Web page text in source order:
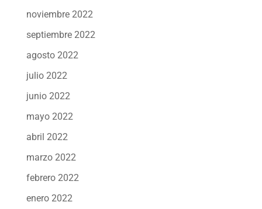
noviembre 2022
septiembre 2022
agosto 2022
julio 2022
junio 2022
mayo 2022
abril 2022
marzo 2022
febrero 2022
enero 2022